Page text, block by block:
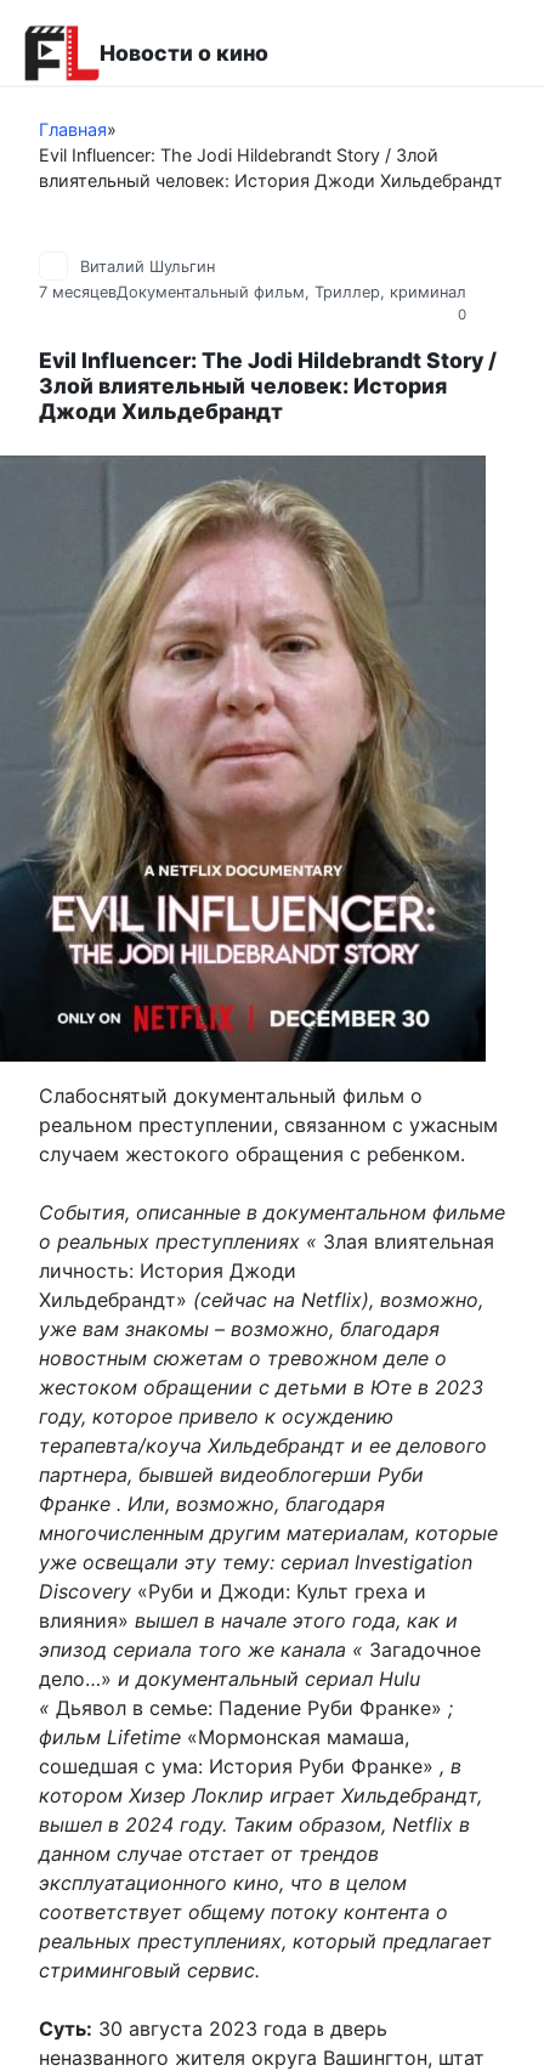
контенту
Новости о кино
Главная»
Evil Influencer: The Jodi Hildebrandt Story / Злой
влиятельный человек: История Джоди Хильдебрандт
0
Виталий Шульгин
7 месяцевДокументальный фильм, Триллер, криминал
Evil Influencer: The Jodi Hildebrandt Story /
Злой влиятельный человек: История
Джоди Хильдебрандт
Слабоснятый документальный фильм о
реальном преступлении, связанном с ужасным
случаем жестокого обращения с ребенком.
События, описанные в документальном фильме
о реальных преступлениях « Злая влиятельная
личность: История Джоди
Хильдебрандт» (сейчас на Netflix), возможно,
уже вам знакомы – возможно, благодаря
новостным сюжетам о тревожном деле о
жестоком обращении с детьми в Юте в 2023
году, которое привело к осуждению
терапевта/коуча Хильдебрандт и ее делового
партнера, бывшей видеоблогерши Руби
Франке . Или, возможно, благодаря
многочисленным другим материалам, которые
уже освещали эту тему: сериал Investigation
Discovery «Руби и Джоди: Культ греха и
влияния» вышел в начале этого года, как и
эпизод сериала того же канала « Загадочное
дело…» и документальный сериал Hulu
« Дьявол в семье: Падение Руби Франке» ;
фильм Lifetime «Мормонская мамаша,
сошедшая с ума: История Руби Франке» , в
котором Хизер Локлир играет Хильдебрандт,
вышел в 2024 году. Таким образом, Netflix в
данном случае отстает от трендов
эксплуатационного кино, что в целом
соответствует общему потоку контента о
реальных преступлениях, который предлагает
стриминговый сервис.
Суть: 30 августа 2023 года в дверь
неназванного жителя округа Вашингтон, штат